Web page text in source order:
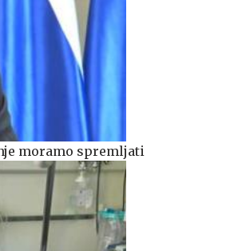
moramo spremljati